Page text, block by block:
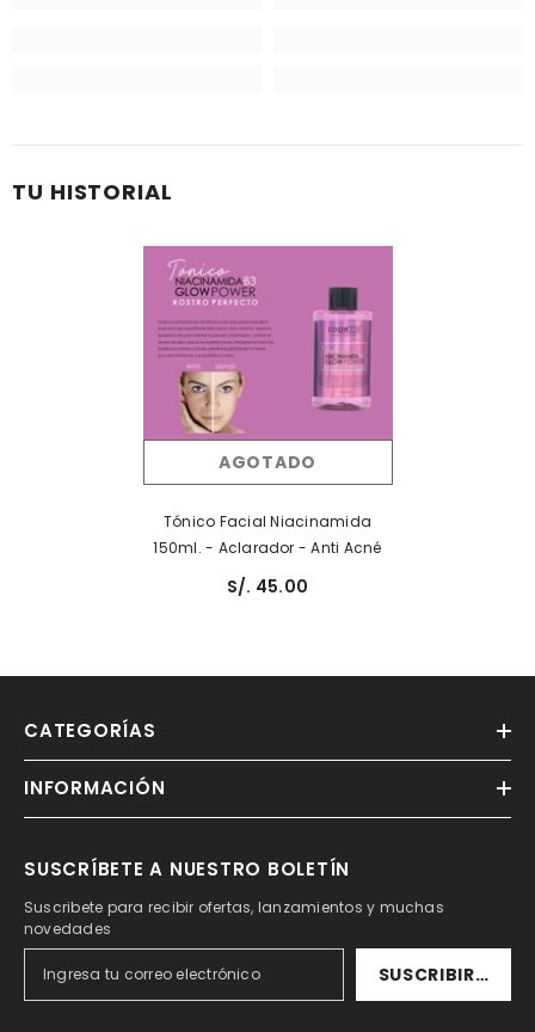
TU HISTORIAL
AGOTADO
Tónico Facial Niacinamida
150ml. - Aclarador - Anti Acné
S/. 45.00
CATEGORÍAS
INFORMACIÓN
SUSCRÍBETE A NUESTRO BOLETÍN
Suscribete para recibir ofertas, lanzamientos y muchas
novedades
SUSCRIBIRSE